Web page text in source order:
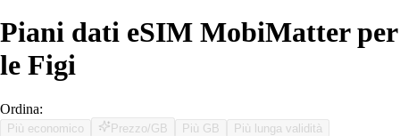
Piani dati eSIM MobiMatter per
le Figi
Ordina:
Più economico Prezzo/GB Più GB Più lunga validità